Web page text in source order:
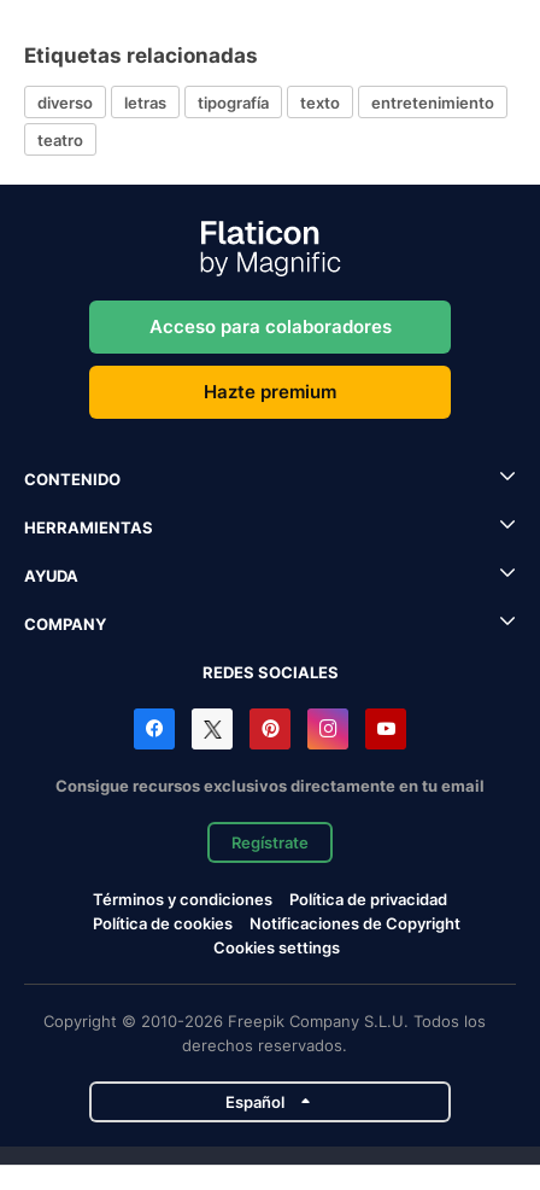
Etiquetas relacionadas
diverso letras tipografía texto
entretenimiento
teatro
Acceso para colaboradores
Hazte premium
CONTENIDO
HERRAMIENTAS
AYUDA
COMPANY
REDES SOCIALES
Consigue recursos exclusivos directamente en tu email
Regístrate
Términos y condiciones
Política de privacidad
Política de cookies
Notificaciones de Copyright
Cookies settings
Copyright © 2010-2026 Freepik Company S.L.U. Todos los
derechos reservados.
Español